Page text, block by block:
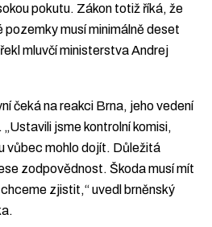
pokutu. Zákon totiž říká, že
musí minimálně deset
mluvčí ministerstva Andrej
čeká na reakci Brna, jeho vedení
jsme kontrolní komisi,
vůbec mohlo dojít. Důležitá
zodpovědnost. Škoda musí mít
zjistit,“ uvedl brněnský